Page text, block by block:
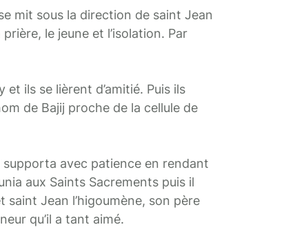
mit sous la direction de saint Jean
le jeune et l’isolation. Par
ils se lièrent d’amitié. Puis ils
de Bajij proche de la cellule de
supporta avec patience en rendant
aux Saints Sacrements puis il
Jean l’higoumène, son père
qu’il a tant aimé.